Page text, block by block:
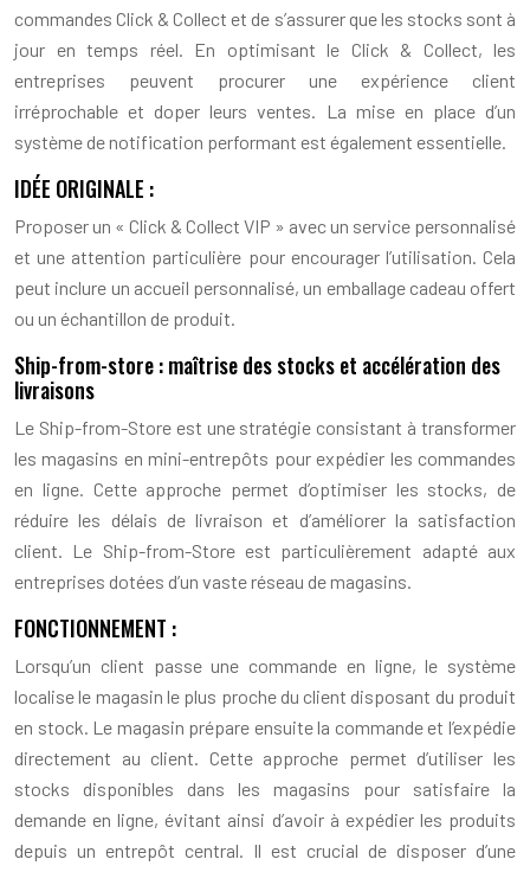
commandes Click & Collect et de s’assurer que les stocks sont à
jour en temps réel. En optimisant le Click & Collect, les
entreprises peuvent procurer une expérience client
irréprochable et doper leurs ventes. La mise en place d’un
système de notification performant est également essentielle.
IDÉE ORIGINALE :
Proposer un « Click & Collect VIP » avec un service personnalisé
et une attention particulière pour encourager l’utilisation. Cela
peut inclure un accueil personnalisé, un emballage cadeau offert
ou un échantillon de produit.
Ship-from-store : maîtrise des stocks et accélération des
livraisons
Le Ship-from-Store est une stratégie consistant à transformer
les magasins en mini-entrepôts pour expédier les commandes
en ligne. Cette approche permet d’optimiser les stocks, de
réduire les délais de livraison et d’améliorer la satisfaction
client. Le Ship-from-Store est particulièrement adapté aux
entreprises dotées d’un vaste réseau de magasins.
FONCTIONNEMENT :
Lorsqu’un client passe une commande en ligne, le système
localise le magasin le plus proche du client disposant du produit
en stock. Le magasin prépare ensuite la commande et l’expédie
directement au client. Cette approche permet d’utiliser les
stocks disponibles dans les magasins pour satisfaire la
demande en ligne, évitant ainsi d’avoir à expédier les produits
depuis un entrepôt central. Il est crucial de disposer d’une